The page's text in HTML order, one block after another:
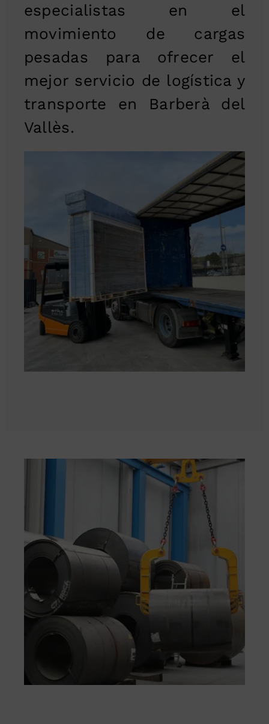
especialistas en el
movimiento de cargas
pesadas para ofrecer el
mejor servicio de logística y
transporte en Barberà del
Vallès.